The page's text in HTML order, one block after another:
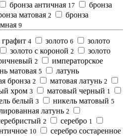
бронза античная 17
бронза
матовая 2
бронза
9
графит 4 золото 6
золото
золото с короной 2
золото
2
императорское
матовая 5
латунь
бронза 2 матовая латунь 2
хром 3 матовый черный 1
белый 3 никель матовый 5
латунь 2
2 серебро 1
10 серебро состаренное